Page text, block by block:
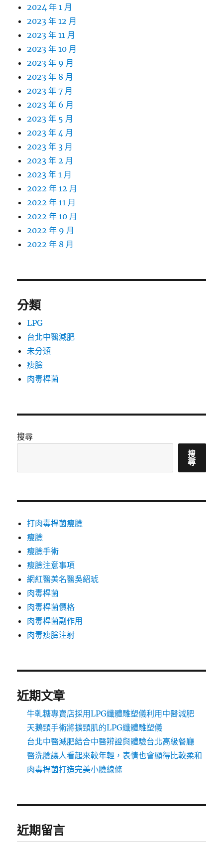
2024 年 1 月
2023 年 12 月
2023 年 11 月
2023 年 10 月
2023 年 9 月
2023 年 8 月
2023 年 7 月
2023 年 6 月
2023 年 5 月
2023 年 4 月
2023 年 3 月
2023 年 2 月
2023 年 1 月
2022 年 12 月
2022 年 11 月
2022 年 10 月
2022 年 9 月
2022 年 8 月
分類
LPG
台北中醫減肥
未分類
瘦臉
肉毒桿菌
搜尋
搜
尋
打肉毒桿菌瘦臉
瘦臉
瘦臉手術
瘦臉注意事項
網紅醫美名醫吳紹琥
肉毒桿菌
肉毒桿菌價格
肉毒桿菌副作用
肉毒瘦臉注射
近期文章
牛軋糖專賣店採用LPG纖體雕塑儀利用中醫減肥
天鵝頸手術將擴頸肌的LPG纖體雕塑儀
台北中醫減肥結合中醫辨證與體驗台北高級餐廳
醫洗臉讓人看起來較年輕，表情也會顯得比較柔和
肉毒桿菌打造完美小臉線條
近期留言